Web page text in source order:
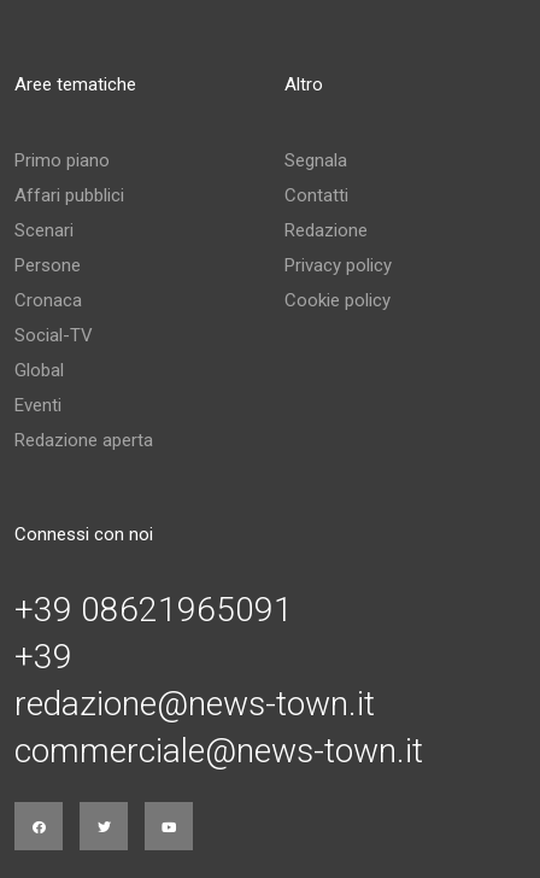
Aree tematiche
Primo piano
Affari pubblici
Scenari
Persone
Cronaca
Social-TV
Global
Eventi
Redazione aperta
Altro
Segnala
Contatti
Redazione
Privacy policy
Cookie policy
Connessi con noi
+39 08621965091
+39
redazione@news-town.it
commerciale@news-town.it